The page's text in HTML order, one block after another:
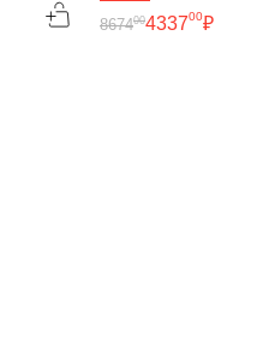
433700₽
867400